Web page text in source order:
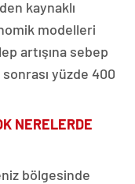
kaynaklı
modelleri
artışına sebep
yüzde 400
NERELERDE
bölgesinde